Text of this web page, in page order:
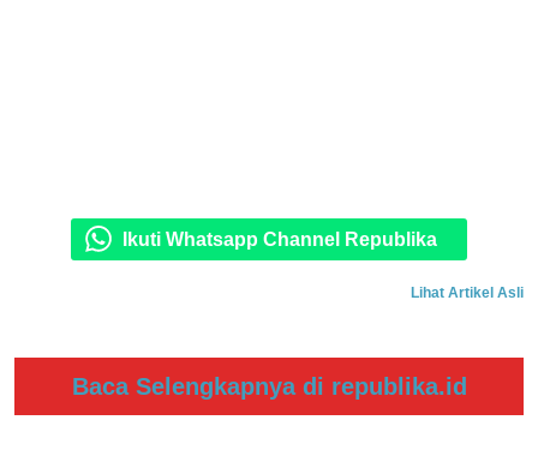
Ikuti Whatsapp Channel Republika
Lihat Artikel Asli
Baca Selengkapnya di republika.id